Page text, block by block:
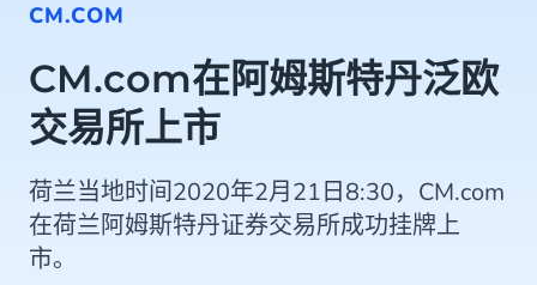
CM.COM
CM.com在阿姆斯特丹泛欧
交易所上市
荷兰当地时间2020年2月21日8:30，CM.com
在荷兰阿姆斯特丹证券交易所成功挂牌上
市。